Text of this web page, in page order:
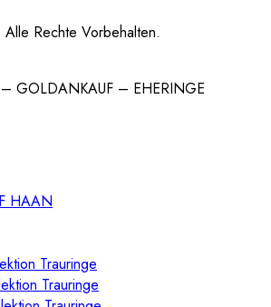
Rechte Vorbehalten.
HAAN
Trauringe
Trauringe